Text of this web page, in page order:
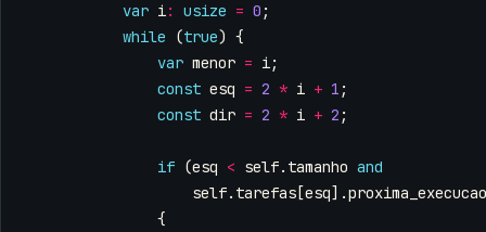
var i: usize = 0 ;
while
(true) {
var menor = i;
const esq = 2 * i + 1 ;
const dir = 2 * i + 2 ;
if (esq < self. tamanho and
self. tarefas [esq].proxima_execucao
{